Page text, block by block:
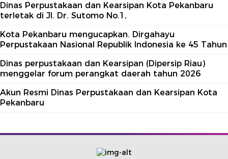
Dinas Perpustakaan dan Kearsipan Kota Pekanbaru
terletak di Jl. Dr. Sutomo No.1,
Kota Pekanbaru mengucapkan. Dirgahayu
Perpustakaan Nasional Republik Indonesia ke 45 Tahun
Dinas perpustakaan dan Kearsipan (Dipersip Riau)
menggelar forum perangkat daerah tahun 2026
Akun Resmi Dinas Perpustakaan dan Kearsipan Kota
Pekanbaru